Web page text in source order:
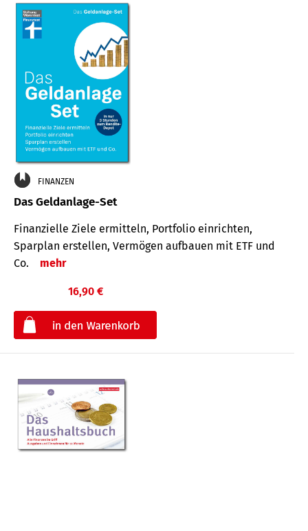
FINANZEN
Das Geldanlage-Set
Finanzielle Ziele ermitteln, Portfolio einrichten,
Sparplan erstellen, Vermögen aufbauen mit ETF und
Co.
mehr
16,90 €